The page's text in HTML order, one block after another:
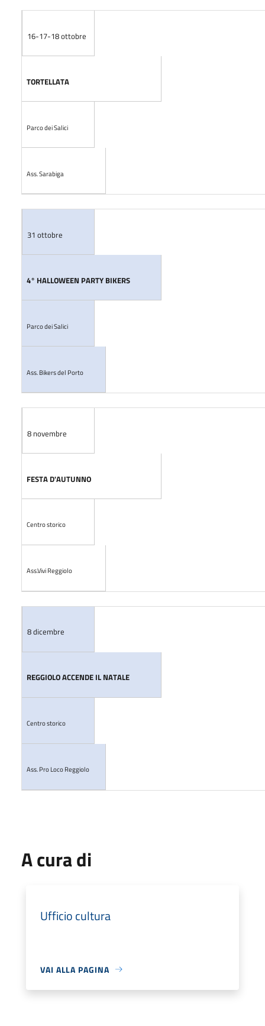
16-17-18 ottobre
TORTELLATA
Parco dei Salici
Ass. Sarabiga
31 ottobre
4° HALLOWEEN PARTY BIKERS
Parco dei Salici
Ass. Bikers del Porto
8 novembre
FESTA D'AUTUNNO
Centro storico
Ass.Vivi Reggiolo
8 dicembre
REGGIOLO ACCENDE IL NATALE
Centro storico
Ass. Pro Loco Reggiolo
A cura di
Ufficio cultura
VAI ALLA PAGINA